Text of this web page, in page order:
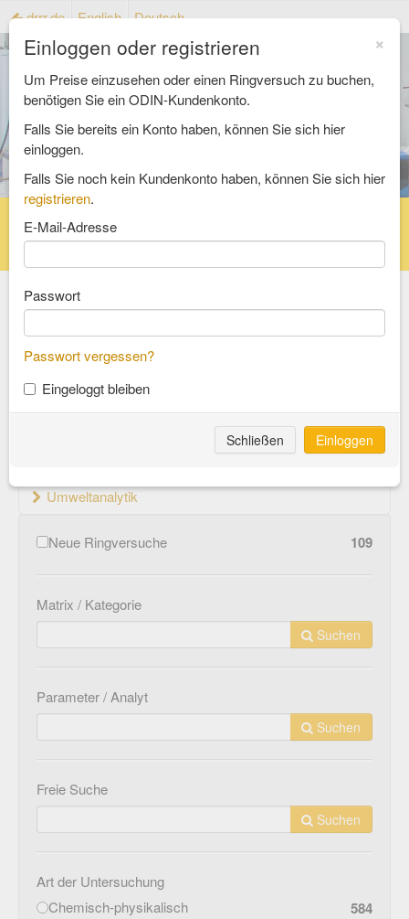
drrr.de English Deutsch
Lebensmittel und Futtermittel
Bedarfsgegenstände und Verpackung
Material- und Werkstoffprüfung
Umweltanalytik
Neue Ringversuche 109
Matrix / Kategorie
Suchen
Parameter / Analyt
Suchen
Freie Suche
Suchen
Art der Untersuchung
Chemisch-physikalisch
584
×
Einloggen oder registrieren
Um Preise einzusehen oder einen Ringversuch zu buchen,
benötigen Sie ein ODIN-Kundenkonto.
Falls Sie bereits ein Konto haben, können Sie sich hier
einloggen.
Falls Sie noch kein Kundenkonto haben, können Sie sich hier
registrieren.
E-Mail-Adresse
Passwort
Passwort vergessen?
Eingeloggt bleiben
Schließen Einloggen